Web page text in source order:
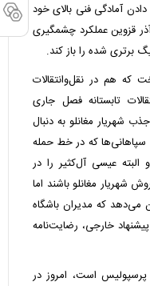
آمادگی فنی بالای خود
قزوین عملکرد چشمگیری
که هم در نقل‌وانتقالات
تابستانه فصل جاری
شهریار مغانلو به دنبال
سپاهانی‌ها که در خط حمله
البته عیسی آل‌کثیر را در
شهریار مغانلو باشند اما
می‌دهد که مدیران باشگاه
خارجی، رضایت‌نامه
پرسپولیس است، امروز در